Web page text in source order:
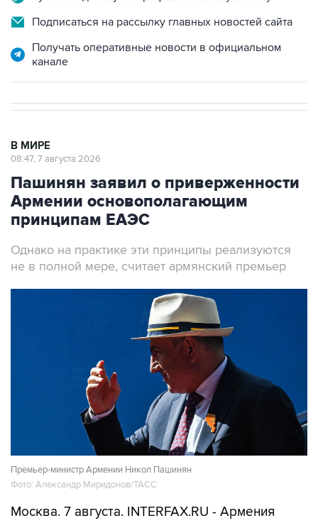
Получать оперативные новости в официальном
Пашинян заявил о приверженности
Армении основополагающим
принципам ЕАЭС
Однако на практике эти принципы реализуются
Премьер-министр Армении Никол Пашинян
Фото: Александр Миридонов/ТАСС
Москва. 7 августа. INTERFAX.RU - Армения
приверженность принципам ЕАЭС, заявил